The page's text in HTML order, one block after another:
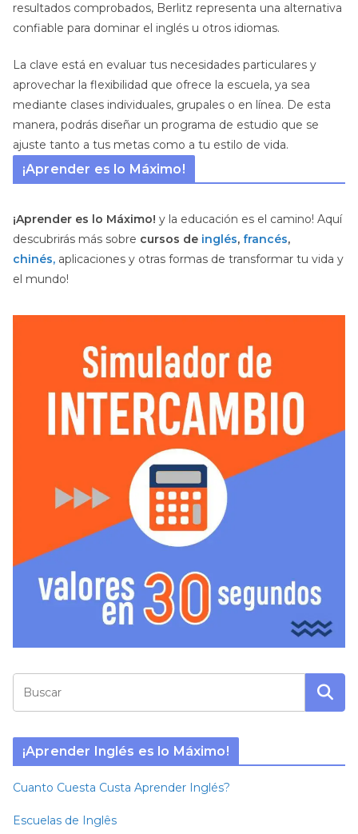
resultados comprobados, Berlitz representa una alternativa
confiable para dominar el inglés u otros idiomas.
La clave está en evaluar tus necesidades particulares y
aprovechar la flexibilidad que ofrece la escuela, ya sea
mediante clases individuales, grupales o en línea. De esta
manera, podrás diseñar un programa de estudio que se
ajuste tanto a tus metas como a tu estilo de vida.
¡Aprender es lo Máximo!
¡Aprender es lo Máximo! y la educación es el camino! Aquí
descubrirás más sobre cursos de inglés, francés,
chinés, aplicaciones y otras formas de transformar tu vida y
el mundo!
¡Aprender Inglés es lo Máximo!
Cuanto Cuesta Custa Aprender Inglés?
Escuelas de Inglês